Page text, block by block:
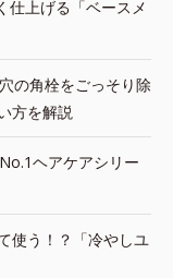
仕上げる「ベースメ
の角栓をごっそり除
方を解説
ヘアケアシリー
使う！？「冷やしユ